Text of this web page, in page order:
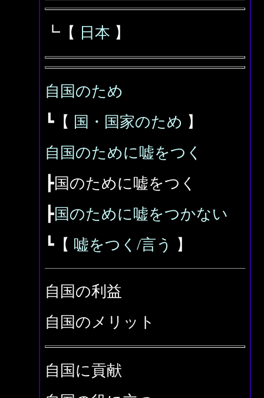
┗【 日本 】
自国のため
┗【 国・国家のため 】
自国のために嘘をつく
┣国のために嘘をつく
┣国のために嘘をつかない
┗【 嘘をつく/言う 】
自国の利益
自国のメリット
自国に貢献